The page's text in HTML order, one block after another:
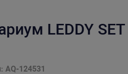
LEDDY
AQ-124531